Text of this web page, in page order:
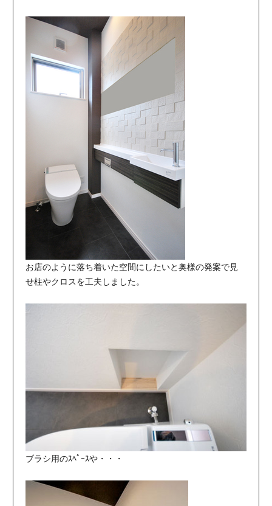
お店のように落ち着いた空間にしたいと奥様の発案で見
せ柱やクロスを工夫しました。
ブラシ用のｽﾍﾟｰｽや・・・